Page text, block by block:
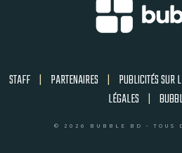
STAFF | PARTENAIRES | PUBLICITÉS SUR
LÉGALES |
© 2026 BUBBLE BD - TOUS